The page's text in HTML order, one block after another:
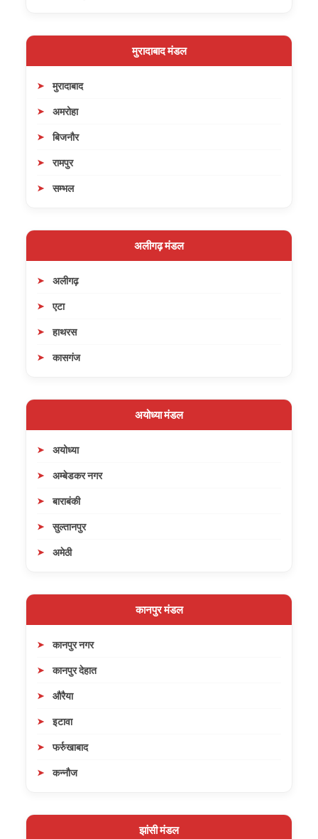
मुरादाबाद मंडल
मुरादाबाद
अमरोहा
बिजनौर
रामपुर
सम्भल
अलीगढ़ मंडल
अलीगढ़
एटा
हाथरस
कासगंज
अयोध्या मंडल
अयोध्या
अम्बेडकर नगर
बाराबंकी
सुल्तानपुर
अमेठी
कानपुर मंडल
कानपुर नगर
कानपुर देहात
औरैया
इटावा
फर्रुखाबाद
कन्नौज
झांसी मंडल